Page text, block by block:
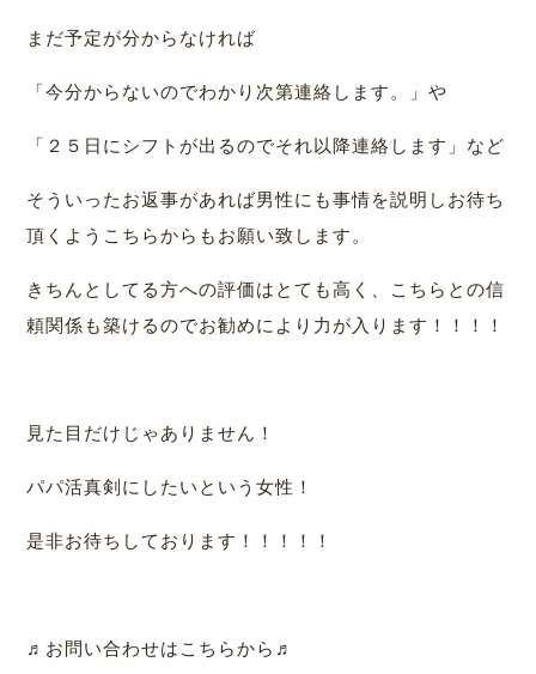
まだ予定が分からなければ
「今分からないのでわかり次第連絡します。」や
「２５日にシフトが出るのでそれ以降連絡します」など
そういったお返事があれば男性にも事情を説明しお待ち
頂くようこちらからもお願い致します。
きちんとしてる方への評価はとても高く、こちらとの信
頼関係も築けるのでお勧めにより力が入ります！！！！
見た目だけじゃありません！
パパ活真剣にしたいという女性！
是非お待ちしております！！！！！
♬お問い合わせはこちらから♬